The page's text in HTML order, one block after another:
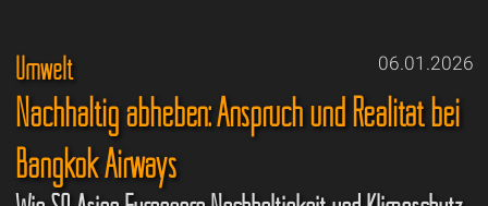
06.01.2026
Umwelt
Nachhaltig abheben: Anspruch und Realität bei
Bangkok Airways